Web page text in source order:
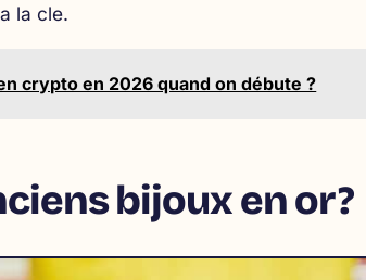
la cle.
crypto en 2026 quand on débute ?
bijoux en or ?